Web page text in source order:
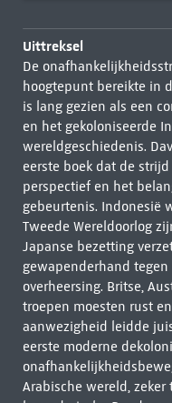
Uittreksel
De
hoogtepunt bereikte in
is lang gezien als een
en het gekoloniseerde
wereldgeschiedenis.
eerste boek dat de
perspectief en het
gebeurtenis. Indonesië
Tweede Wereldoorlog
Japanse bezetting
gewapenderhand
overheersing. Britse,
troepen moesten rust
aanwezigheid leidde
eerste moderne
Arabische wereld,